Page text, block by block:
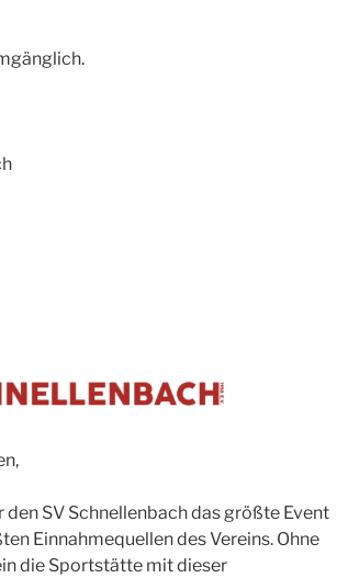
SV Schnellenbach das größte Event
Einnahmequellen des Vereins. Ohne
die Sportstätte mit dieser